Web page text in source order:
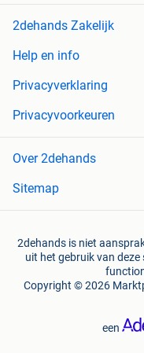
2dehands Zakelijk
Help en info
Privacyverklaring
Privacyvoorkeuren
Over 2dehands
Sitemap
2dehands is niet
uit het gebruik van
Copyright © 2026
een